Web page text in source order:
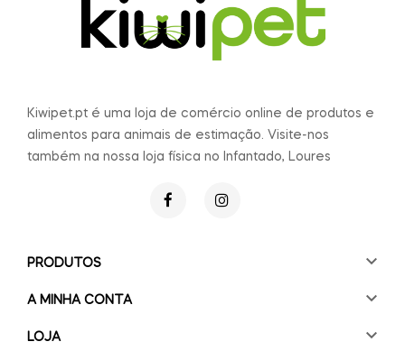
Kiwipet.pt é uma loja de comércio online de produtos e
alimentos para animais de estimação. Visite-nos
também na nossa loja física no Infantado, Loures
PRODUTOS 
A MINHA CONTA 
LOJA 